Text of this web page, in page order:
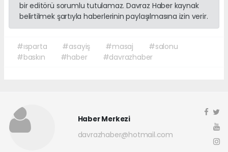
bir editörü sorumlu tutulamaz. Davraz Haber kaynak
belirtilmek şartıyla haberlerinin paylaşılmasına izin verir.
#ısparta #asayiş #masaj
#salonu
#baskın
#haber #davrazhaber
Haber Merkezi
davrazhaber@hotmail.com